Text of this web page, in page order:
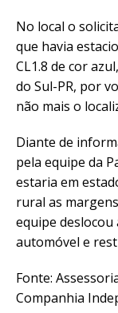
No local o
que havia
CL1.8 de cor
do Sul-PR, por
não mais o
Diante de
pela equipe da
estaria em
rural as
equipe
automóvel e
Fonte:
Companhia